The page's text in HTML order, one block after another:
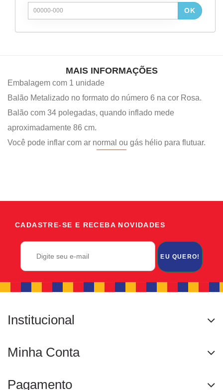
OK
MAIS INFORMAÇÕES
Embalagem com 1 unidade
Balão Metalizado no formato do número 6 na cor Rosa.
Balão com 34 polegadas, quando inflado mede
aproximadamente 86 cm.
Você pode inflar com ar normal ou gás hélio para flutuar.
CADASTRE-SE E RECEBA NOVIDADES
EU QUERO!
Institucional
Minha Conta
Pagamento